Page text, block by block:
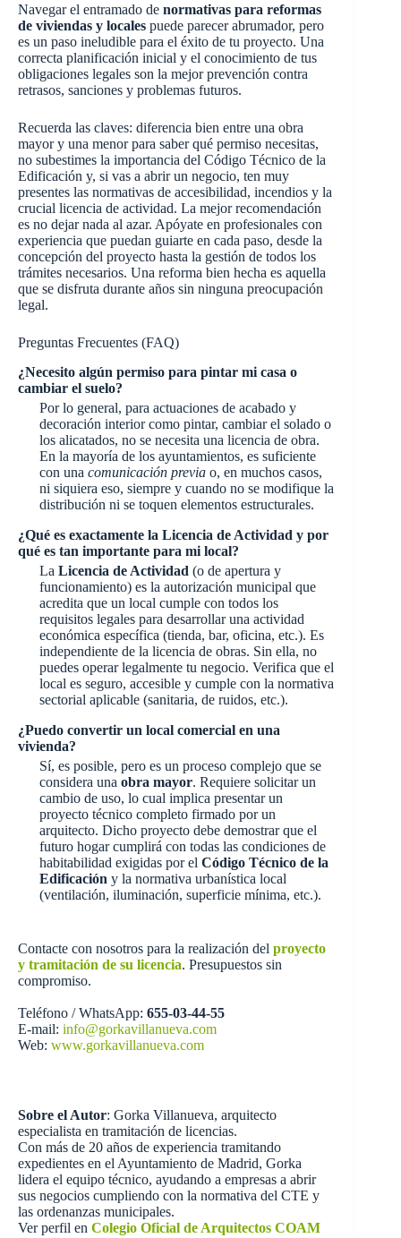
Navegar el entramado de normativas para reformas
de viviendas y locales puede parecer abrumador, pero
es un paso ineludible para el éxito de tu proyecto. Una
correcta planificación inicial y el conocimiento de tus
obligaciones legales son la mejor prevención contra
retrasos, sanciones y problemas futuros.
Recuerda las claves: diferencia bien entre una obra
mayor y una menor para saber qué permiso necesitas,
no subestimes la importancia del Código Técnico de la
Edificación y, si vas a abrir un negocio, ten muy
presentes las normativas de accesibilidad, incendios y la
crucial licencia de actividad. La mejor recomendación
es no dejar nada al azar. Apóyate en profesionales con
experiencia que puedan guiarte en cada paso, desde la
concepción del proyecto hasta la gestión de todos los
trámites necesarios. Una reforma bien hecha es aquella
que se disfruta durante años sin ninguna preocupación
legal.
Preguntas Frecuentes (FAQ)
¿Necesito algún permiso para pintar mi casa o
cambiar el suelo?
Por lo general, para actuaciones de acabado y
decoración interior como pintar, cambiar el solado o
los alicatados, no se necesita una licencia de obra.
En la mayoría de los ayuntamientos, es suficiente
con una comunicación previa o, en muchos casos,
ni siquiera eso, siempre y cuando no se modifique la
distribución ni se toquen elementos estructurales.
¿Qué es exactamente la Licencia de Actividad y por
qué es tan importante para mi local?
La Licencia de Actividad (o de apertura y
funcionamiento) es la autorización municipal que
acredita que un local cumple con todos los
requisitos legales para desarrollar una actividad
económica específica (tienda, bar, oficina, etc.). Es
independiente de la licencia de obras. Sin ella, no
puedes operar legalmente tu negocio. Verifica que el
local es seguro, accesible y cumple con la normativa
sectorial aplicable (sanitaria, de ruidos, etc.).
¿Puedo convertir un local comercial en una
vivienda?
Sí, es posible, pero es un proceso complejo que se
considera una obra mayor. Requiere solicitar un
cambio de uso, lo cual implica presentar un
proyecto técnico completo firmado por un
arquitecto. Dicho proyecto debe demostrar que el
futuro hogar cumplirá con todas las condiciones de
habitabilidad exigidas por el Código Técnico de la
Edificación y la normativa urbanística local
(ventilación, iluminación, superficie mínima, etc.).
Contacte con nosotros para la realización del proyecto
y tramitación de su licencia. Presupuestos sin
compromiso.
Teléfono / WhatsApp: 655-03-44-55
E-mail: info@gorkavillanueva.com
Web: www.gorkavillanueva.com
Sobre el Autor: Gorka Villanueva, arquitecto
especialista en tramitación de licencias.
Con más de 20 años de experiencia tramitando
expedientes en el Ayuntamiento de Madrid, Gorka
lidera el equipo técnico, ayudando a empresas a abrir
sus negocios cumpliendo con la normativa del CTE y
las ordenanzas municipales.
Ver perfil en Colegio Oficial de Arquitectos COAM